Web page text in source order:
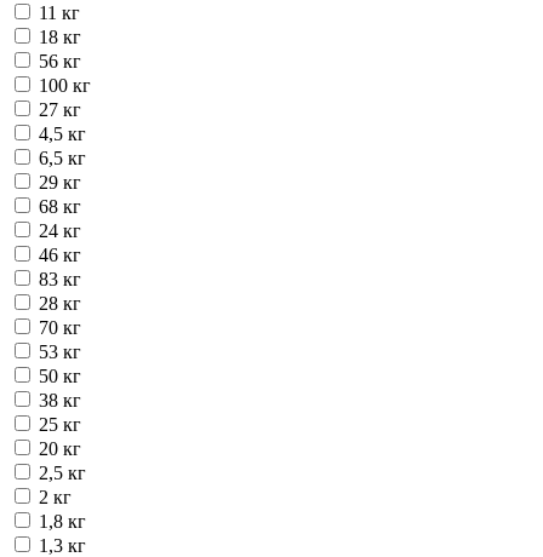
11 кг
18 кг
56 кг
100 кг
27 кг
4,5 кг
6,5 кг
29 кг
68 кг
24 кг
46 кг
83 кг
28 кг
70 кг
53 кг
50 кг
38 кг
25 кг
20 кг
2,5 кг
2 кг
1,8 кг
1,3 кг